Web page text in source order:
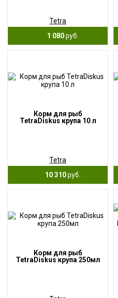
Tetra
1 080руб.
Корм для рыб
TetraDiskus крупа 10 л
Tetra
10 310руб.
Корм для рыб
TetraDiskus крупа 250мл